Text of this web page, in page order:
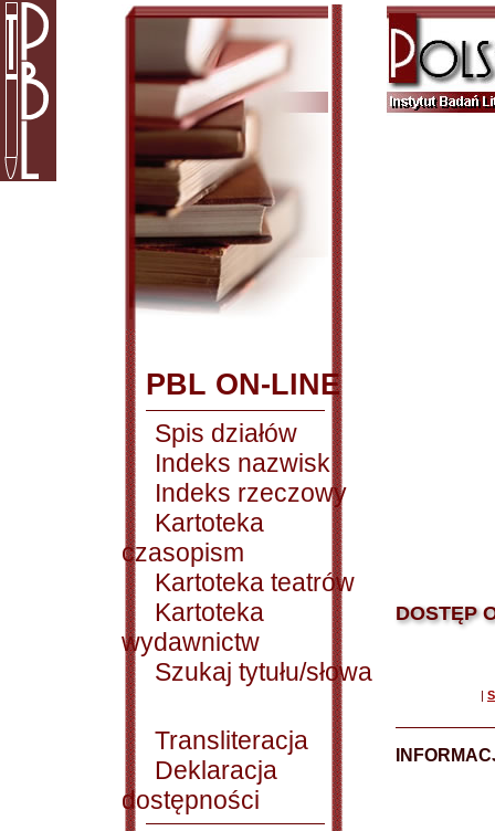
PBL ON-LINE
Spis działów
Indeks nazwisk
Indeks rzeczowy
Kartoteka
czasopism
Kartoteka teatrów
Kartoteka
wydawnictw
Szukaj tytułu/słowa
Transliteracja
Deklaracja
dostępności
DOSTĘP
|